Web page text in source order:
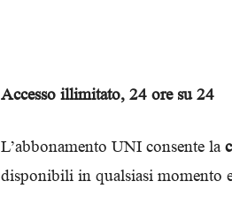
Accesso illimitato, 24 ore su 24
L’abbonamento UNI consente la
disponibili in qualsiasi momento